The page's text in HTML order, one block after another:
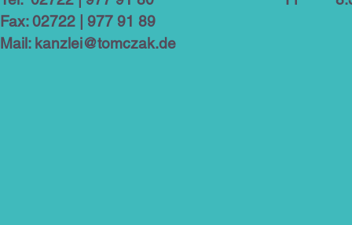
Fax: 02722 | 977 91 89
Mail: kanzlei@tomczak.de